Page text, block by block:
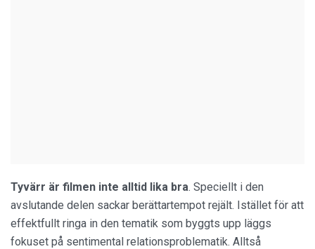
Tyvärr är filmen inte alltid lika bra. Speciellt i den
avslutande delen sackar berättartempot rejält. Istället för att
effektfullt ringa in den tematik som byggts upp läggs
fokuset på sentimental relationsproblematik. Alltså